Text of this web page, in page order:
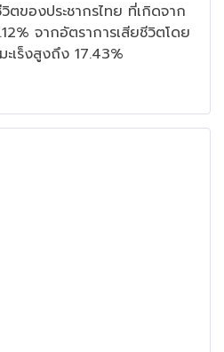
วิตของประชากรไทย ที่เกิดจาก
จากอัตราการเสียชีวิตโดย
ะเร็งสูงถึง 17.43%